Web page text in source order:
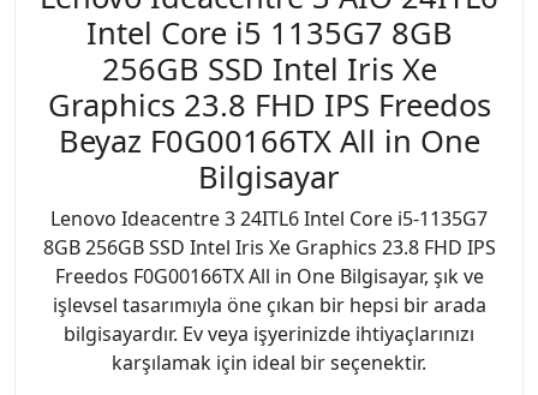
Intel Core i5 1135G7 8GB
256GB SSD Intel Iris Xe
Graphics 23.8 FHD IPS Freedos
Beyaz F0G00166TX All in One
Bilgisayar
Lenovo Ideacentre 3 24ITL6 Intel Core i5-1135G7
8GB 256GB SSD Intel Iris Xe Graphics 23.8 FHD IPS
Freedos F0G00166TX All in One Bilgisayar, şık ve
işlevsel tasarımıyla öne çıkan bir hepsi bir arada
bilgisayardır. Ev veya işyerinizde ihtiyaçlarınızı
karşılamak için ideal bir seçenektir.